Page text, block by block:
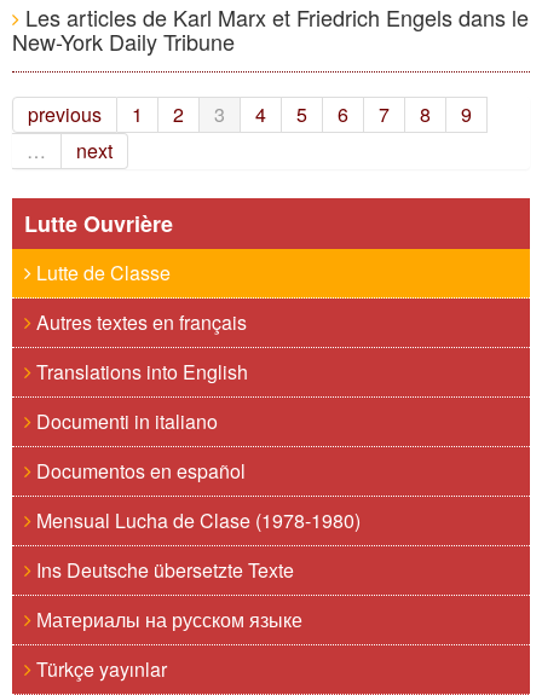
Les articles de Karl Marx et Friedrich Engels dans le
New-York Daily Tribune
previous 1 2 3 4 5 6 7 8
9
…
next
Lutte Ouvrière
Lutte de Classe
Autres textes en français
Translations into English
Documenti in italiano
Documentos en español
Mensual Lucha de Clase (1978-1980)
Ins Deutsche übersetzte Texte
Материалы на русском языке
Türkçe yayınlar